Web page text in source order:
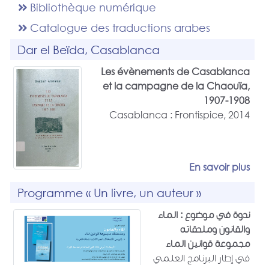
Bibliothèque numérique
Catalogue des traductions arabes
Dar el Beïda, Casablanca
Les évènements de Casablanca
et la campagne de la Chaouïa,
1907-1908
Casablanca : Frontispice, 2014
En savoir plus
Programme « Un livre, un auteur »
ندوة في موضوع : الماء
والقانون وملحقاته
مجموعة قوانين الماء
في إطار البرنامج العلمي